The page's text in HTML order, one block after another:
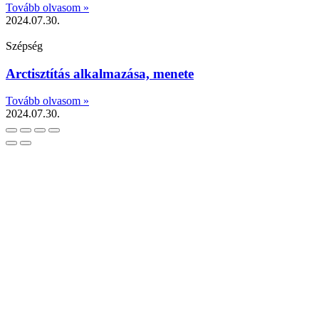
Tovább olvasom »
2024.07.30.
Szépség
Arctisztítás alkalmazása, menete
Tovább olvasom »
2024.07.30.